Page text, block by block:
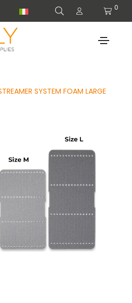
0
SYSTEM FOAM LARGE